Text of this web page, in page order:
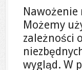
Możemy
zależności
wygląd. W